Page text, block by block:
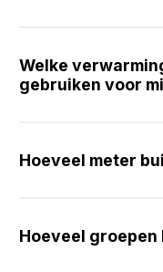
Welke
gebruiken voor
Hoeveel meter
Hoeveel groepen